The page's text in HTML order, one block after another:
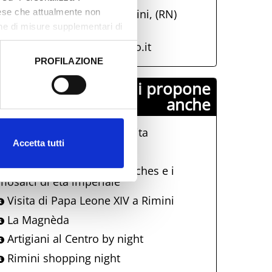
che attualmente non
di misure supplementari di
PROFILAZIONE
Accetta tutti
Parco Fellini, 47921, Rimini, (RN)
info@visitrimini.com
http://www.riminiturismo.it
Comune di Rimini propone
anche
La Terrazza Della Dolce Vita
Dire, Mare, Mangiare
Una notte al Museo: Eutyches e i
di età imperiale
Visita di Papa Leone XIV a Rimini
La Magnèda
Artigiani al Centro by night
Rimini shopping night